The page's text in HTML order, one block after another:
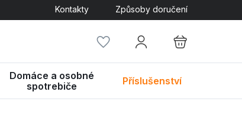
Kontakty Způsoby doručení
Domáce a osobné
spotrebiče
Příslušenství